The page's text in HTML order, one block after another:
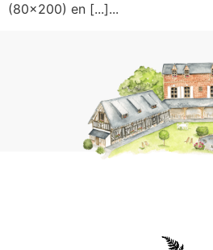
(80×200) en [...]...